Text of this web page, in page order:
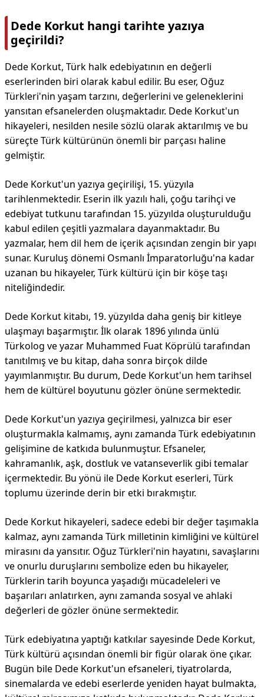
Dede Korkut hangi tarihte yazıya
geçirildi?
Dede Korkut, Türk halk edebiyatının en değerli
eserlerinden biri olarak kabul edilir. Bu eser, Oğuz
Türkleri'nin yaşam tarzını, değerlerini ve geleneklerini
yansıtan efsanelerden oluşmaktadır. Dede Korkut'un
hikayeleri, nesilden nesile sözlü olarak aktarılmış ve bu
süreçte Türk kültürünün önemli bir parçası haline
gelmiştir.
Dede Korkut'un yazıya geçirilişi, 15. yüzyıla
tarihlenmektedir. Eserin ilk yazılı hali, çoğu tarihçi ve
edebiyat tutkunu tarafından 15. yüzyılda oluşturulduğu
kabul edilen çeşitli yazmalara dayanmaktadır. Bu
yazmalar, hem dil hem de içerik açısından zengin bir yapı
sunar. Kuruluş dönemi Osmanlı İmparatorluğu'na kadar
uzanan bu hikayeler, Türk kültürü için bir köşe taşı
niteliğindedir.
Dede Korkut kitabı, 19. yüzyılda daha geniş bir kitleye
ulaşmayı başarmıştır. İlk olarak 1896 yılında ünlü
Türkolog ve yazar Muhammed Fuat Köprülü tarafından
tanıtılmış ve bu kitap, daha sonra birçok dilde
yayımlanmıştır. Bu durum, Dede Korkut'un hem tarihsel
hem de kültürel boyutunu gözler önüne sermektedir.
Dede Korkut'un yazıya geçirilmesi, yalnızca bir eser
oluşturmakla kalmamış, aynı zamanda Türk edebiyatının
gelişimine de katkıda bulunmuştur. Efsaneler,
kahramanlık, aşk, dostluk ve vatanseverlik gibi temalar
içermektedir. Bu yönü ile Dede Korkut eserleri, Türk
toplumu üzerinde derin bir etki bırakmıştır.
Dede Korkut hikayeleri, sadece edebi bir değer taşımakla
kalmaz, aynı zamanda Türk milletinin kimliğini ve kültürel
mirasını da yansıtır. Oğuz Türkleri'nin hayatını, savaşlarını
ve onurlu duruşlarını sembolize eden bu hikayeler,
Türklerin tarih boyunca yaşadığı mücadeleleri ve
başarıları anlatırken, aynı zamanda sosyal ve ahlaki
değerleri de gözler önüne sermektedir.
Türk edebiyatına yaptığı katkılar sayesinde Dede Korkut,
Türk kültürü açısından önemli bir figür olarak öne çıkar.
Bugün bile Dede Korkut'un efsaneleri, tiyatrolarda,
sinemalarda ve edebi eserlerde yeniden hayat bulmakta,